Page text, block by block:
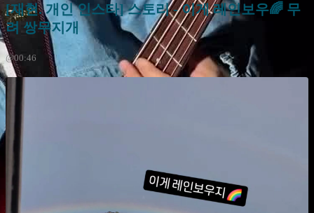
[재현. 개인 인스타] 스토리 - 이게 레인보우🌈 무
려 쌍무지개
@00:46